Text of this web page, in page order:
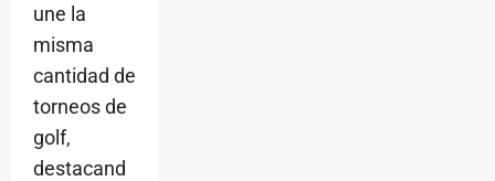
une la
misma
cantidad de
torneos de
golf,
destacand